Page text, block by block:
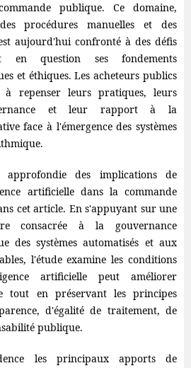
publique. Ce domaine,
procédures manuelles et des
aujourd'hui confronté à des défis
en question ses fondements
et éthiques. Les acheteurs publics
à repenser leurs pratiques, leurs
et leur rapport à la
face à l'émergence des systèmes
approfondie des implications de
artificielle dans la commande
cet article. En s'appuyant sur une
consacrée à la gouvernance
des systèmes automatisés et aux
l'étude examine les conditions
artificielle peut améliorer
tout en préservant les principes
d'égalité de traitement, de
publique.
les principaux apports de